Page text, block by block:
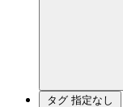
タグ 指定なし